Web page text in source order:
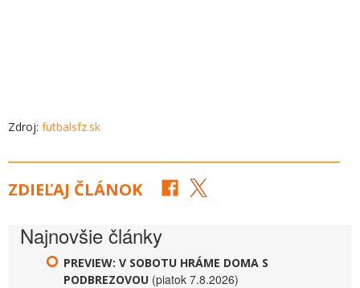
Zdroj: futbalsfz.sk
ZDIEĽAJ ČLÁNOK
Najnovšie články
PREVIEW: V SOBOTU HRÁME DOMA S
PODBREZOVOU (piatok 7.8.2026)